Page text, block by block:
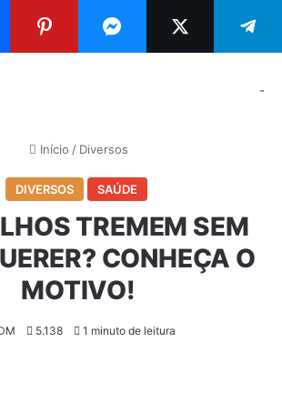
-
Início / Diversos
DIVERSOS SAÚDE
TREMEM SEM
CONHEÇA O
MOTIVO!
5.138 1 minuto de leitura